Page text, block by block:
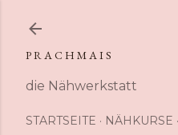
P R A C H M A I S
die Nähwerkstatt
STARTSEITE NÄHKURSE